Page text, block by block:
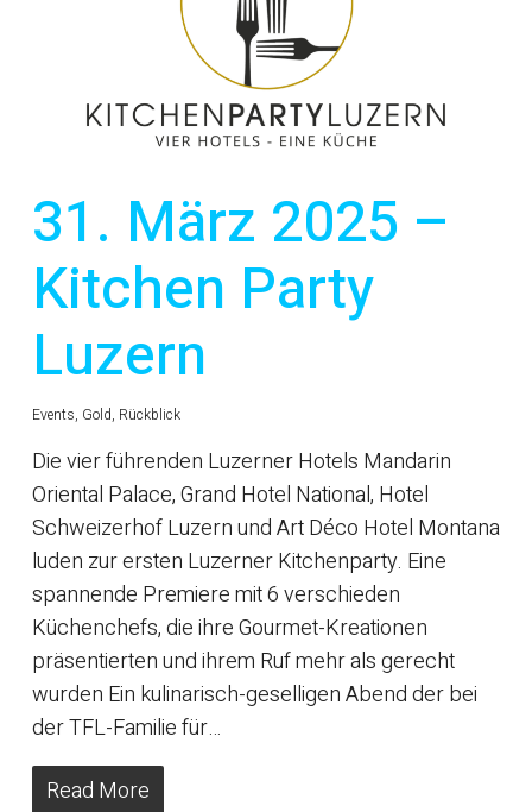
31. März 2025 –
Kitchen Party
Luzern
Events, Gold, Rückblick
Die vier führenden Luzerner Hotels Mandarin
Oriental Palace, Grand Hotel National, Hotel
Schweizerhof Luzern und Art Déco Hotel Montana
luden zur ersten Luzerner Kitchenparty. Eine
spannende Premiere mit 6 verschieden
Küchenchefs, die ihre Gourmet-Kreationen
präsentierten und ihrem Ruf mehr als gerecht
wurden Ein kulinarisch-geselligen Abend der bei
der TFL-Familie für…
Read More